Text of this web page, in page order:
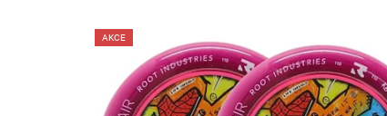
AKCE